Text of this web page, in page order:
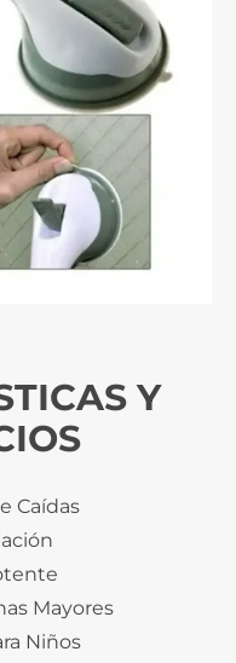
Y
Caídas
Mayores
Niños